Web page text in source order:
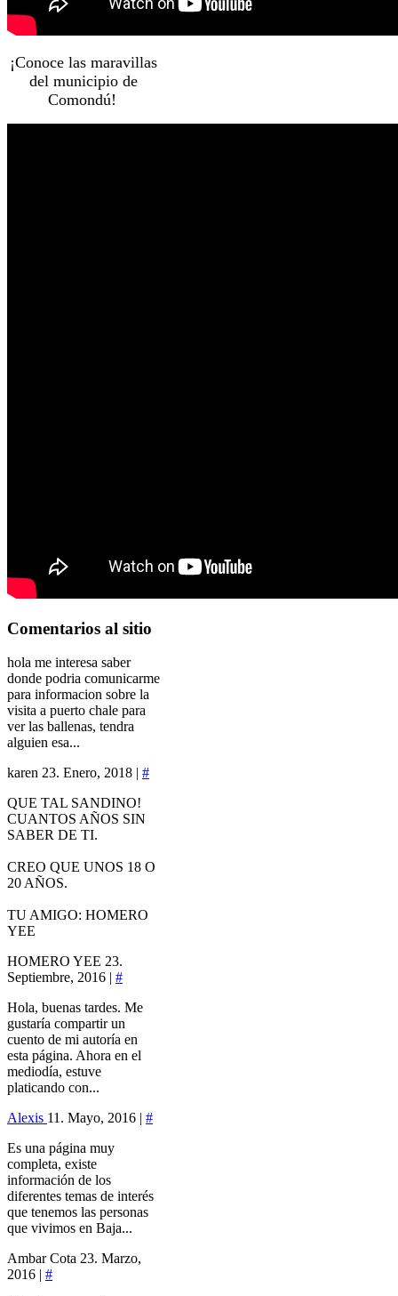
¡Conoce las maravillas
del municipio de
Comondú!
Comentarios al sitio
hola me interesa saber
donde podria comunicarme
para informacion sobre la
visita a puerto chale para
ver las ballenas, tendra
alguien esa...
karen 23. Enero, 2018 | #
QUE TAL SANDINO!
CUANTOS AÑOS SIN
SABER DE TI.
CREO QUE UNOS 18 O
20 AÑOS.
TU AMIGO: HOMERO
YEE
HOMERO YEE 23.
Septiembre, 2016 | #
Hola, buenas tardes. Me
gustaría compartir un
cuento de mi autoría en
esta página. Ahora en el
mediodía, estuve
platicando con...
Alexis 11. Mayo, 2016 | #
Es una página muy
completa, existe
información de los
diferentes temas de interés
que tenemos las personas
que vivimos en Baja...
Ambar Cota 23. Marzo,
2016 | #